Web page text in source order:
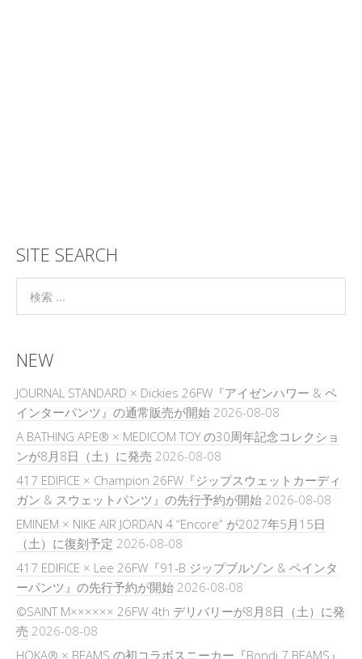
SITE SEARCH
NEW
JOURNAL STANDARD × Dickies 26FW『アイゼンハワー & ペ
インターパンツ』の通常販売が開始 2026-08-08
A BATHING APE® × MEDICOM TOY の30周年記念コレクショ
ンが8月8日（土）に発売 2026-08-08
417 EDIFICE × Champion 26FW『ジップスウェットカーディ
ガン & スウェットパンツ』の先行予約が開始 2026-08-08
EMINEM × NIKE AIR JORDAN 4 “Encore” が2027年5月15日
（土）に復刻予定 2026-08-08
417 EDIFICE × Lee 26FW『91-B ジップブルゾン & ペインタ
ーパンツ』の先行予約が開始 2026-08-08
©SAINT M×××××× 26FW 4th デリバリーが8月8日（土）に発
売 2026-08-08
HOKA® × BEAMS の初コラボスニーカー『Bondi 7 BEAMS』